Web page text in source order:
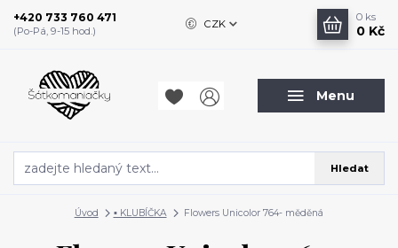
Menu
CZK
Hledat
+420 733 760 471
(Po-Pá, 9-15 hod.)
0 ks
0 Kč
Úvod ▪️ KLUBÍČKA Flowers Unicolor 764- měděná